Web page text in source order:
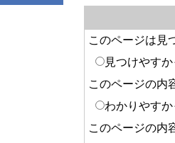
このページは見
見つけやす
このページの内
わかりやす
このページの内